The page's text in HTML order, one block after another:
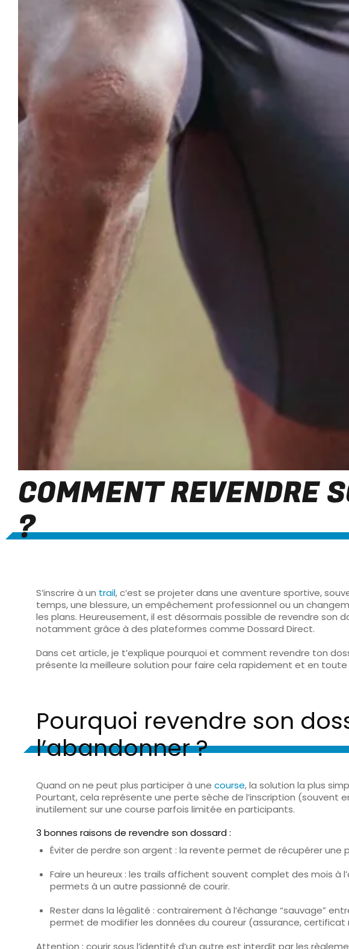
COMMENT REVENDRE
?
S’inscrire à un trail, c’est se projeter dans une aventure sportive,
temps, une blessure, un empêchement professionnel ou un
les plans. Heureusement, il est désormais possible de revendre son
notamment grâce à des plateformes comme Dossard Direct.
Dans cet article, je t’explique pourquoi et comment revendre ton
présente la meilleure solution pour faire cela rapidement et en
Pourquoi revendre son
l’abandonner ?
Quand on ne peut plus participer à une course, la solution la plus
Pourtant, cela représente une perte sèche de l’inscription (souvent
inutilement sur une course parfois limitée en participants.
3 bonnes raisons de revendre son dossard :
Éviter de perdre son argent : la revente permet de récupérer une
Faire un heureux: les trails affichent souvent complet des mois à
permets à un autre passionné de courir.
Rester dans la légalité : contrairement à l’échange “sauvage”
permet de modifier les données du coureur (assurance, certificat
Attention : courir sous l’identité d’un autre est interdit par les